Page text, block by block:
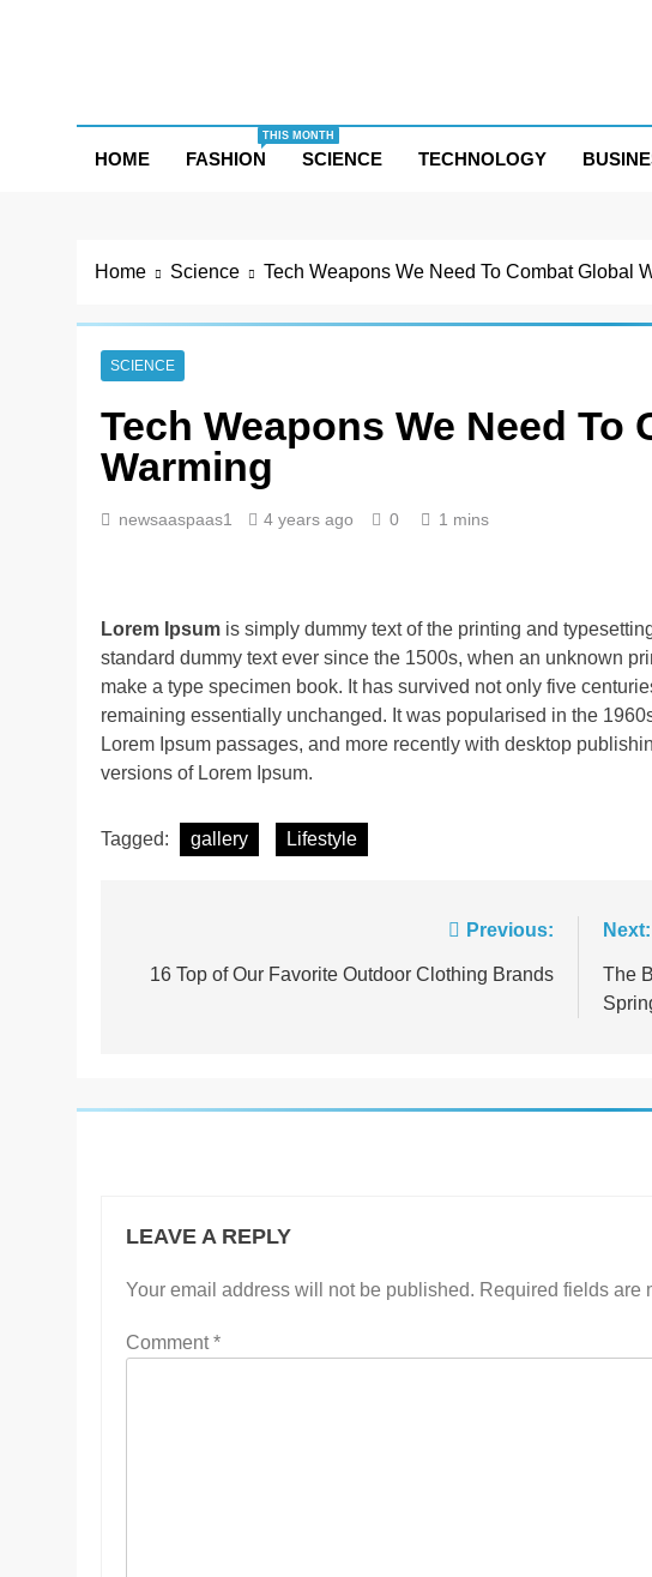
HOME FASHION
THIS MONTH
SCIENCE TECHNOLOGY
Home Science Tech Weapons We Need To Combat Global
SCIENCE
Tech Weapons We Need To
Warming
newsaaspaas1 4 years ago 0 1 mins
Lorem Ipsum is simply dummy text of the printing and
standard dummy text ever since the 1500s, when an unknown
make a type specimen book. It has survived not only five
remaining essentially unchanged. It was popularised in the
Lorem Ipsum passages, and more recently with desktop
versions of Lorem Ipsum.
Tagged: gallery Lifestyle
navigation
Previous:
16 Top of Our Favorite Outdoor Clothing Brands
Next:
The
LEAVE A REPLY
Your email address will not be published. Required fields are
Comment*